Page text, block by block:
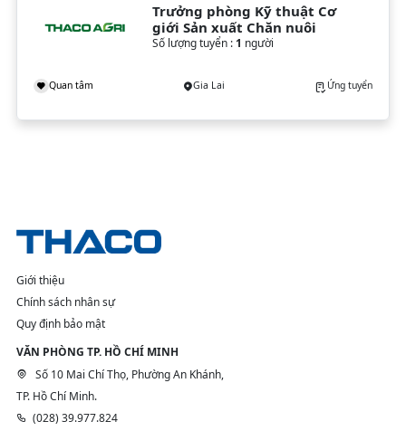
Trưởng phòng Kỹ thuật Cơ
giới Sản xuất Chăn nuôi
Số lượng tuyển : 1 người
Quan tâm Gia Lai Ứng tuyển
Giới thiệu
Chính sách nhân sự
Quy định bảo mật
VĂN PHÒNG TP. HỒ CHÍ MINH
Số 10 Mai Chí Thọ, Phường An Khánh,
TP. Hồ Chí Minh.
(028) 39.977.824